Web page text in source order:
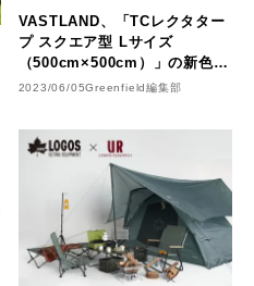
VASTLAND、「TCレクタター
プ スクエア型 Lサイズ
（500cm×500cm）」の新色
（オリーブ / ブラック）を発売
2023/06/05Greenfield編集部